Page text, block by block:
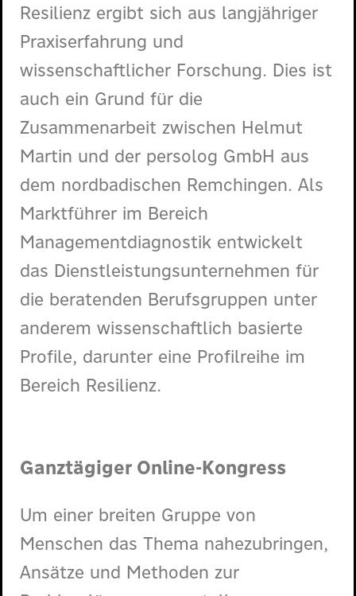
Resilienz ergibt sich aus langjähriger
Praxiserfahrung und
wissenschaftlicher Forschung. Dies ist
auch ein Grund für die
Zusammenarbeit zwischen Helmut
Martin und der persolog GmbH aus
dem nordbadischen Remchingen. Als
Marktführer im Bereich
Managementdiagnostik entwickelt
das Dienstleistungsunternehmen für
die beratenden Berufsgruppen unter
anderem wissenschaftlich basierte
Profile, darunter eine Profilreihe im
Bereich Resilienz.
Ganztägiger Online-Kongress
Um einer breiten Gruppe von
Menschen das Thema nahezubringen,
Ansätze und Methoden zur